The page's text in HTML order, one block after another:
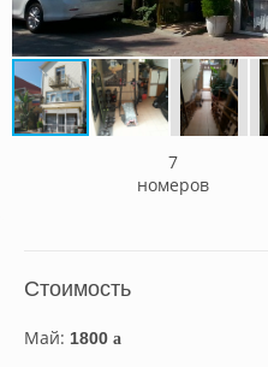
7
номеров
Стоимость
Май: 1800 a